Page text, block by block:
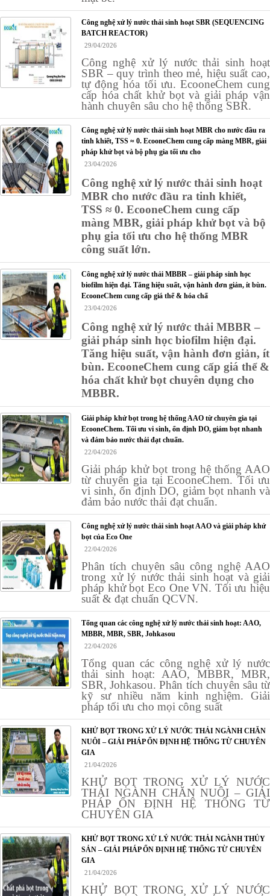
Công nghệ xử lý nước thải sinh hoạt SBR (SEQUENCING
BATCH REACTOR)
29/04/2026
Công nghệ xử lý nước thải sinh hoạt
SBR – quy trình theo mẻ, hiệu suất cao,
tự động hóa tối ưu. EcooneChem cung
cấp hóa chất khử bọt và giải pháp vận
hành chuyên sâu cho hệ thống SBR.
Công nghệ xử lý nước thải sinh hoạt MBR cho nước đầu ra
tinh khiết, TSS ≈ 0. EcooneChem cung cấp màng MBR, giải
pháp khử bọt và bộ phụ gia tối ưu cho
23/04/2026
Công nghệ xử lý nước thải sinh hoạt
MBR cho nước đầu ra tinh khiết,
TSS ≈ 0. EcooneChem cung cấp
màng MBR, giải pháp khử bọt và bộ
phụ gia tối ưu cho hệ thống MBR
công suất lớn.
Công nghệ xử lý nước thải MBBR – giải pháp sinh học
biofilm hiện đại. Tăng hiệu suất, vận hành đơn giản, ít bùn.
EcooneChem cung cấp giá thể & hóa chấ
23/04/2026
Công nghệ xử lý nước thải MBBR –
giải pháp sinh học biofilm hiện đại.
Tăng hiệu suất, vận hành đơn giản, ít
bùn. EcooneChem cung cấp giá thể &
hóa chất khử bọt chuyên dụng cho
MBBR.
Giải pháp khử bọt trong hệ thống AAO từ chuyên gia tại
EcooneChem. Tối ưu vi sinh, ổn định DO, giảm bọt nhanh
và đảm bảo nước thải đạt chuẩn.
22/04/2026
Giải pháp khử bọt trong hệ thống AAO
từ chuyên gia tại EcooneChem. Tối ưu
vi sinh, ổn định DO, giảm bọt nhanh và
đảm bảo nước thải đạt chuẩn.
Công nghệ xử lý nước thải sinh hoạt AAO và giải pháp khử
bọt của Eco One
22/04/2026
Phân tích chuyên sâu công nghệ AAO
trong xử lý nước thải sinh hoạt và giải
pháp khử bọt Eco One VN. Tối ưu hiệu
suất & đạt chuẩn QCVN.
Tổng quan các công nghệ xử lý nước thải sinh hoạt: AAO,
MBBR, MBR, SBR, Johkasou
22/04/2026
Tổng quan các công nghệ xử lý nước
thải sinh hoạt: AAO, MBBR, MBR,
SBR, Johkasou. Phân tích chuyên sâu từ
kỹ sư nhiều năm kinh nghiệm. Giải
pháp tối ưu cho mọi công suất
KHỬ BỌT TRONG XỬ LÝ NƯỚC THẢI NGÀNH CHĂN
NUÔI – GIẢI PHÁP ỔN ĐỊNH HỆ THỐNG TỪ CHUYÊN
GIA
21/04/2026
KHỬ BỌT TRONG XỬ LÝ NƯỚC
THẢI NGÀNH CHĂN NUÔI – GIẢI
PHÁP ỔN ĐỊNH HỆ THỐNG TỪ
CHUYÊN GIA
KHỬ BỌT TRONG XỬ LÝ NƯỚC THẢI NGÀNH THỦY
SẢN – GIẢI PHÁP ỔN ĐỊNH HỆ THỐNG TỪ CHUYÊN
GIA
21/04/2026
KHỬ BỌT TRONG XỬ LÝ NƯỚC